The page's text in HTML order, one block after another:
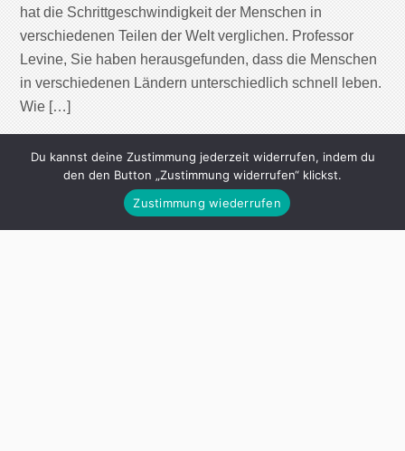
hat die Schrittgeschwindigkeit der Menschen in
verschiedenen Teilen der Welt verglichen. Professor
Levine, Sie haben herausgefunden, dass die Menschen
in verschiedenen Ländern unterschiedlich schnell leben.
Wie […]
Continue Reading
Du kannst deine Zustimmung jederzeit widerrufen, indem du
den den Button „Zustimmung widerrufen“ klickst.
Zustimmung wiederrufen